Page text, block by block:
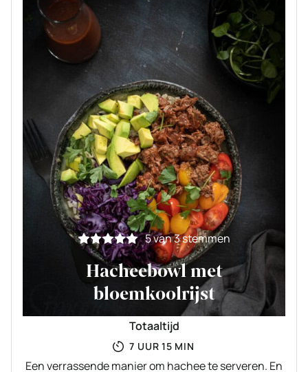
5van3stemmen
Hacheebowl met
bloemkoolrijst
Totaaltijd
7 UUR
UUR 15 MINUTEN
MIN
Een verrassende manier om hachee te serveren. En